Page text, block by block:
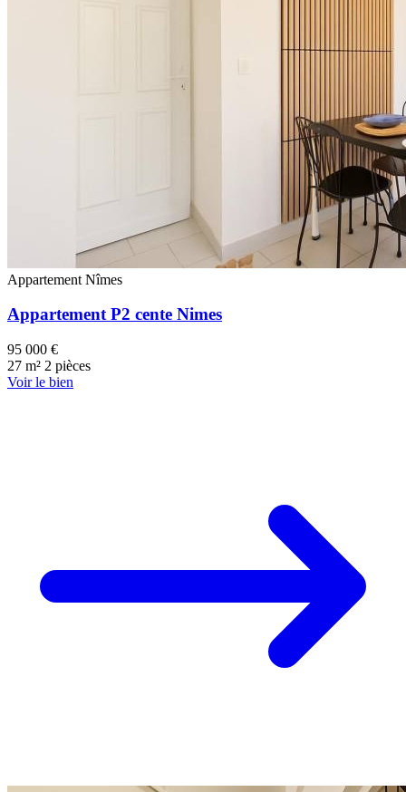
Appartement Nîmes
Appartement P2 cente Nimes
95 000 €
27 m² 2 pièces
Voir le bien